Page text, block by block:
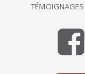
TÉMOIGNAGES